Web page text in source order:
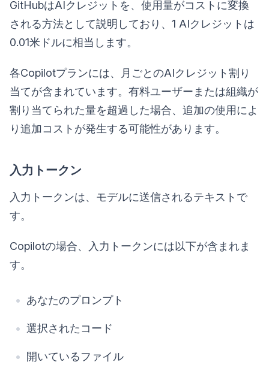
GitHubはAIクレジットを、使用量がコストに変換
される方法として説明しており、1 AIクレジットは
0.01米ドルに相当します。
各Copilotプランには、月ごとのAIクレジット割り
当てが含まれています。有料ユーザーまたは組織が
割り当てられた量を超過した場合、追加の使用によ
り追加コストが発生する可能性があります。
入力トークン
入力トークンは、モデルに送信されるテキストで
す。
Copilotの場合、入力トークンには以下が含まれま
す。
あなたのプロンプト
選択されたコード
開いているファイル